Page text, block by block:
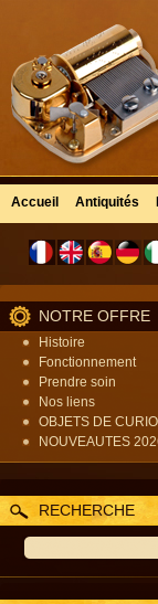
Accueil Antiquités
NOTRE OFFRE
Histoire
Fonctionnement
Prendre soin
Nos liens
OBJETS DE
NOUVEAUTES
RECHERCHE